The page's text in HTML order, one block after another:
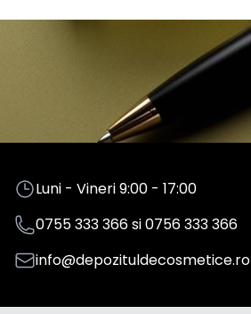
Luni - Vineri 9:00 - 17:00
0755 333 366si0756 333 366
info@depozituldecosmetice.ro